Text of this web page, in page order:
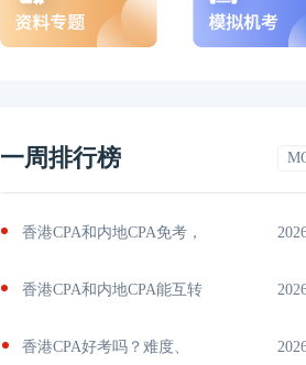
一周排行榜
香港CPA和内地CPA免考，
香港CPA和内地CPA能互转
香港CPA好考吗？难度、